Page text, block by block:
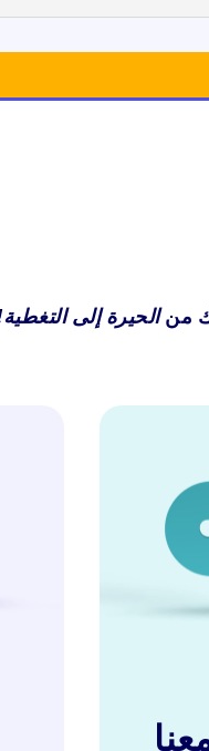
منالحيرة إلى